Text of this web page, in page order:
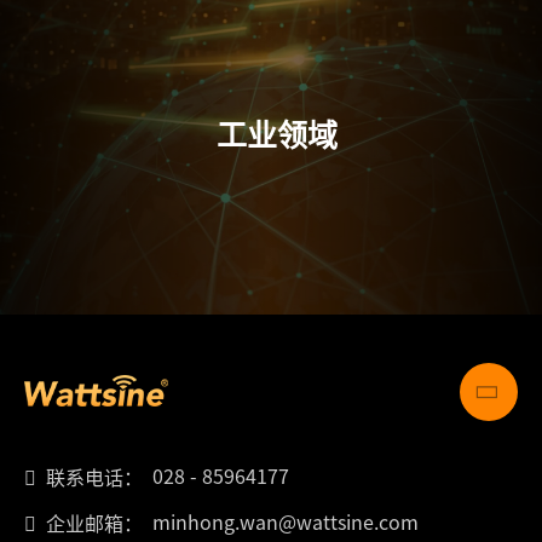
工业领域
联系电话：
028 - 85964177
企业邮箱：
minhong.wan@wattsine.com